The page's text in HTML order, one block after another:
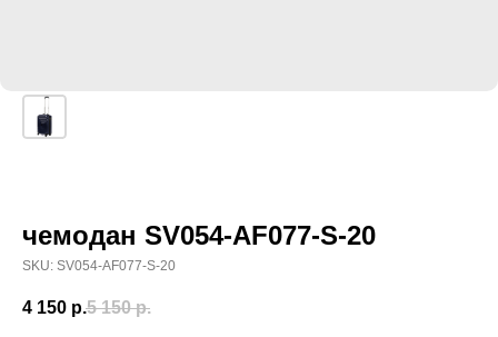
чемодан SV054-AF077-S-20
SKU: SV054-AF077-S-20
4 150 р.5 150 р.